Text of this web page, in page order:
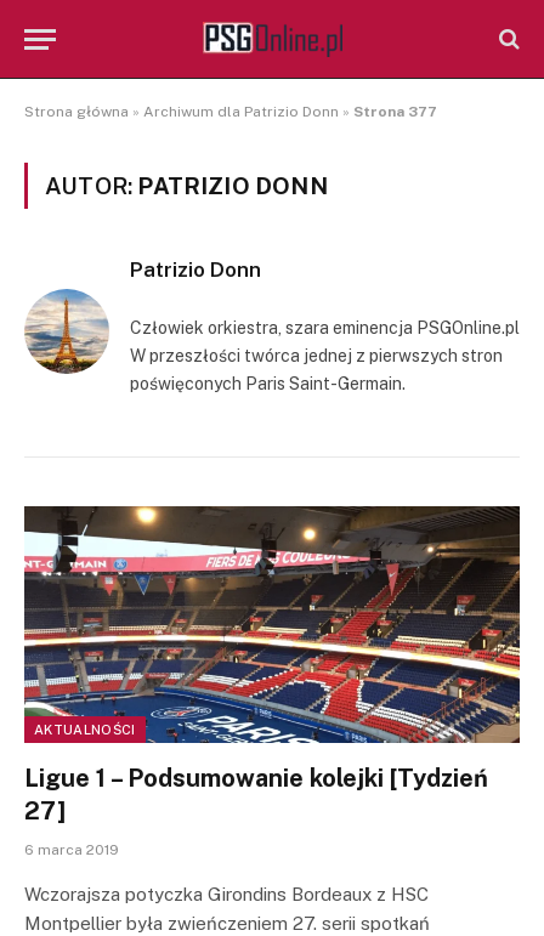
Strona główna » Archiwum dla Patrizio Donn » Strona 377
AUTOR: PATRIZIO DONN
Patrizio Donn
Człowiek orkiestra, szara eminencja PSGOnline.pl
W przeszłości twórca jednej z pierwszych stron
poświęconych Paris Saint-Germain.
AKTUALNOŚCI
Ligue 1 – Podsumowanie kolejki [Tydzień
27]
6 marca 2019
Wczorajsza potyczka Girondins Bordeaux z HSC
Montpellier była zwieńczeniem 27. serii spotkań